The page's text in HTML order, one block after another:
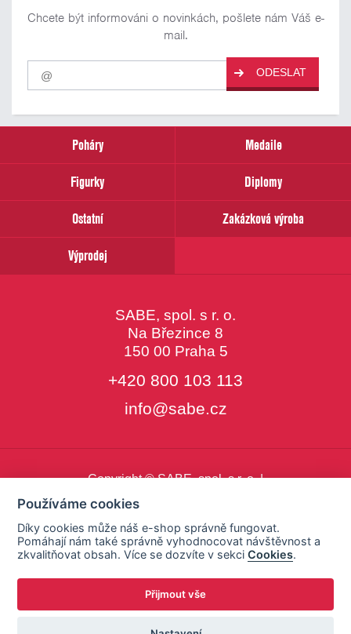
Chcete být informováni o novinkách, pošlete nám Váš e-
mail.
Pro
odběr
našich
email
ODESLAT
Poháry
Medaile
Figurky
Diplomy
Ostatní
Zakázková výroba
Výprodej
SABE, spol. s r. o.
Na Březince 8
150 00 Praha 5
+420 800 103 113
info@sabe.cz
Copyright © SABE, spol. s r. o. |
Používáme cookies
Díky cookies může náš e-shop správně fungovat.
Pomáhají nám také správně vyhodnocovat návštěvnost a
zkvalitňovat obsah. Více se dozvíte v sekciCookies.
Přijmout vše